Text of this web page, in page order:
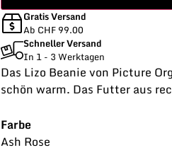
Gratis Versand
Ab CHF 99.00
Schneller Versand
In 1 - 3 Werktagen
Das Lizo Beanie von Picture
schön warm. Das Futter aus
Farbe
Ash Rose